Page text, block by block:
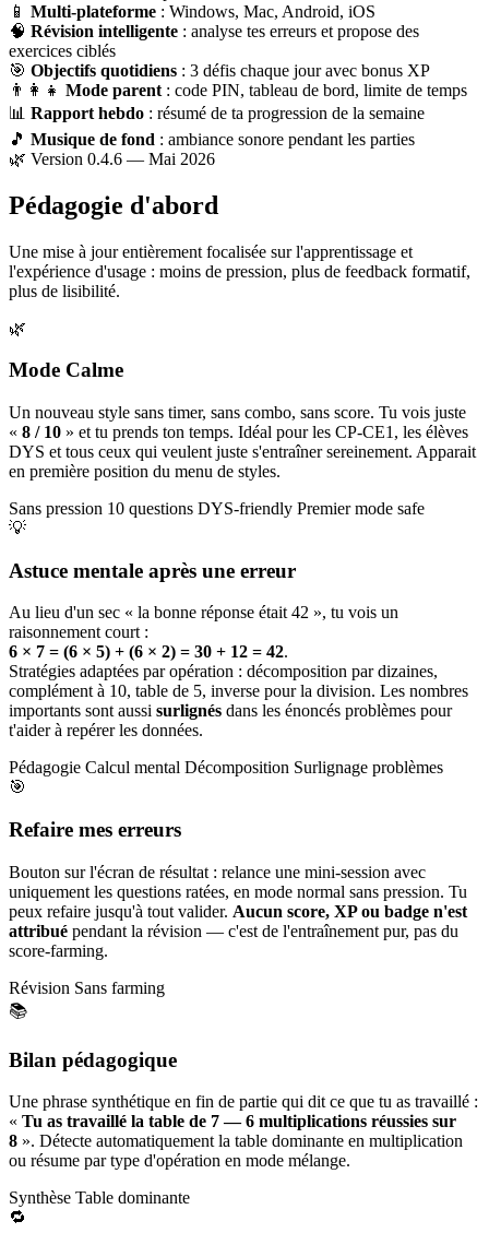
📱 Multi-plateforme : Windows, Mac, Android, iOS
🧠 Révision intelligente : analyse tes erreurs et propose des
exercices ciblés
🎯 Objectifs quotidiens : 3 défis chaque jour avec bonus XP
👨‍👩‍👧 Mode parent : code PIN, tableau de bord, limite de temps
📊 Rapport hebdo : résumé de ta progression de la semaine
🎵 Musique de fond : ambiance sonore pendant les parties
🌿 Version 0.4.6 — Mai 2026
Pédagogie d'abord
Une mise à jour entièrement focalisée sur l'apprentissage et
l'expérience d'usage : moins de pression, plus de feedback formatif,
plus de lisibilité.
🌿
Mode Calme
Un nouveau style sans timer, sans combo, sans score. Tu vois juste
« 8 / 10 » et tu prends ton temps. Idéal pour les CP-CE1, les élèves
DYS et tous ceux qui veulent juste s'entraîner sereinement. Apparait
en première position du menu de styles.
Sans pression 10 questions DYS-friendly Premier mode safe
💡
Astuce mentale après une erreur
Au lieu d'un sec « la bonne réponse était 42 », tu vois un
raisonnement court :
6 × 7 = (6 × 5) + (6 × 2) = 30 + 12 = 42.
Stratégies adaptées par opération : décomposition par dizaines,
complément à 10, table de 5, inverse pour la division. Les nombres
importants sont aussi surlignés dans les énoncés problèmes pour
t'aider à repérer les données.
Pédagogie Calcul mental Décomposition Surlignage problèmes
🎯
Refaire mes erreurs
Bouton sur l'écran de résultat : relance une mini-session avec
uniquement les questions ratées, en mode normal sans pression. Tu
peux refaire jusqu'à tout valider. Aucun score, XP ou badge n'est
attribué pendant la révision — c'est de l'entraînement pur, pas du
score-farming.
Révision Sans farming
📚
Bilan pédagogique
Une phrase synthétique en fin de partie qui dit ce que tu as travaillé :
« Tu as travaillé la table de 7 — 6 multiplications réussies sur
8 ». Détecte automatiquement la table dominante en multiplication
ou résume par type d'opération en mode mélange.
Synthèse Table dominante
🔁